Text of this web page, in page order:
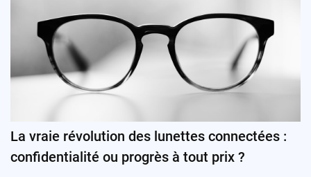
La vraie révolution des lunettes connectées :
confidentialité ou progrès à tout prix ?